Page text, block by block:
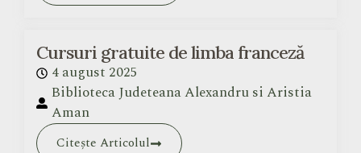
Cursuri gratuite de limba franceză
4 august 2025
Biblioteca Judeteana Alexandru si Aristia
Aman
Citește Articolul